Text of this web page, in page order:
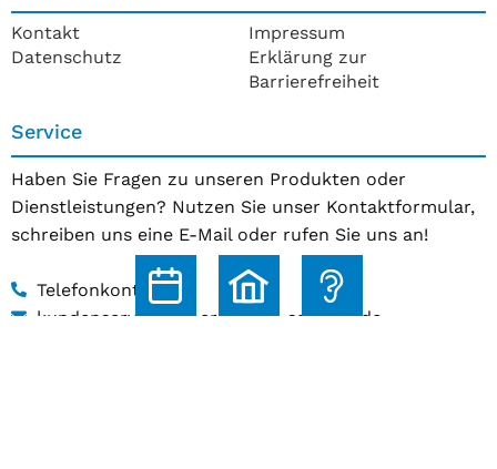
Kontakt
Datenschutz
Impressum
Erklärung zur
Barrierefreiheit
Service
Haben Sie Fragen zu unseren Produkten oder
Dienstleistungen? Nutzen Sie unser Kontaktformular,
schreiben uns eine E-Mail oder rufen Sie uns an!
Telefonkontakt
kundenservice@hoerakustik-schmitz.de